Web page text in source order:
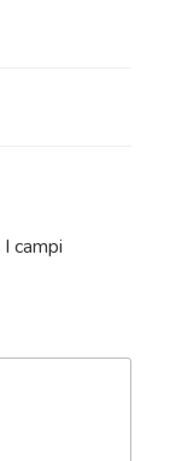
I campi